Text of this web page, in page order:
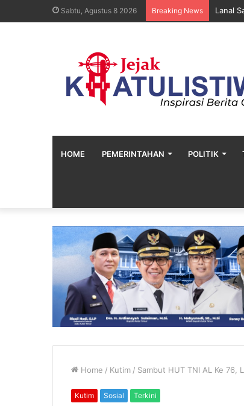
Sabtu, Agustus 8 2026 Breaking News Lanal
HOME PEMERINTAHAN POLITIK
Home / Kutim / Sambut HUT TNI AL Ke 76,
Kutim Sosial Terkini